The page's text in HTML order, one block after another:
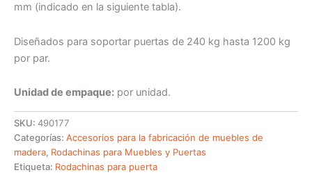
mm (indicado en la siguiente tabla).
Diseñados para soportar puertas de 240 kg hasta 1200 kg
por par.
Unidad de empaque: por unidad.
SKU: 490177
Categorías: Accesorios para la fabricación de muebles de
madera, Rodachinas para Muebles y Puertas
Etiqueta: Rodachinas para puerta